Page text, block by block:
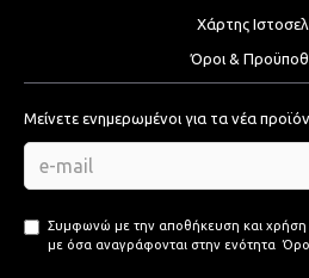
Χάρτης
Όροι &
Μείνετε ενημερωμένοι για τα νέα
Συμφωνώ με την αποθήκευση και
με όσα αναγράφονται στην ενότητα